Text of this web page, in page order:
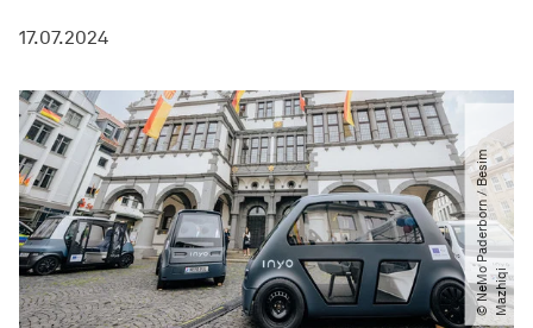
17.07.2024
©
N
e
Mo
P
a
d
e
r
b
o
r
n
​
/​
B
e
s
i
m
M
a
z
h
i
qi